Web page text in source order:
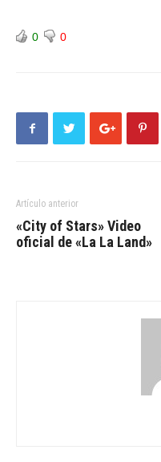
0 0
Artículo anterior
«City of Stars» Video
oficial de «La La Land»